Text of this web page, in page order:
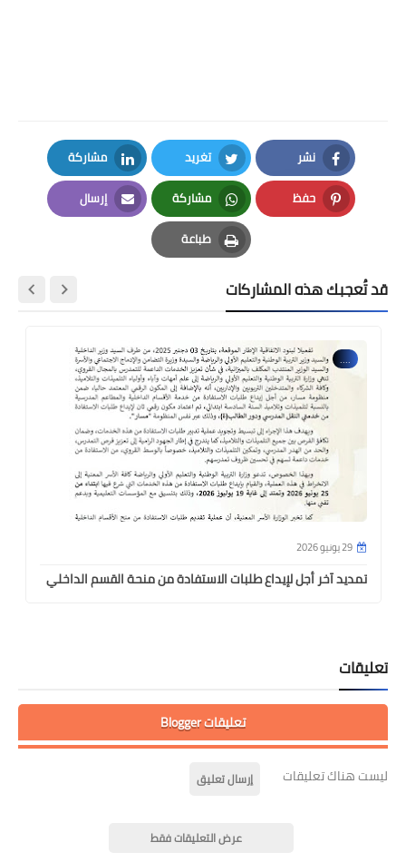
نشر
Facebook
تغريد
Twitter
مشاركة
LinkedIn
حفظ
Pinterest
مشاركة
Whatsapp
إرسال
Email
طباعة
Print
قد تُعجبك هذه المشاركات
....
29 يونيو 2026
تمديد آخر أجل لإيداع طلبات الاستفادة من منحة القسم الداخلي
تعليقات
تعليقات Blogger
ليست هناك تعليقات إرسال تعليق
عرض التعليقات فقط